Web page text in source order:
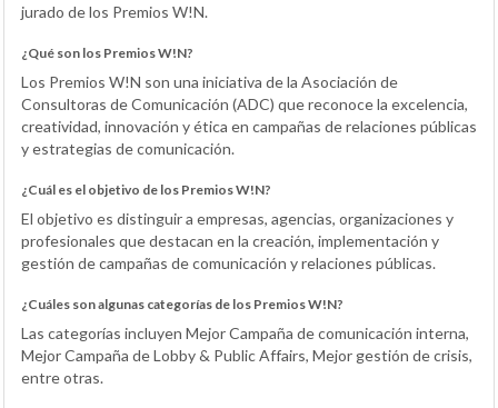
jurado de los Premios W!N.
¿Qué son los Premios W!N?
Los Premios W!N son una iniciativa de la Asociación de
Consultoras de Comunicación (ADC) que reconoce la excelencia,
creatividad, innovación y ética en campañas de relaciones públicas
y estrategias de comunicación.
¿Cuál es el objetivo de los Premios W!N?
El objetivo es distinguir a empresas, agencias, organizaciones y
profesionales que destacan en la creación, implementación y
gestión de campañas de comunicación y relaciones públicas.
¿Cuáles son algunas categorías de los Premios W!N?
Las categorías incluyen Mejor Campaña de comunicación interna,
Mejor Campaña de Lobby & Public Affairs, Mejor gestión de crisis,
entre otras.